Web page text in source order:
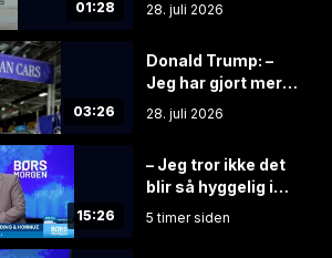
01:28 28. juli 2026
03:26
Donald Trump: –
Jeg har gjort mer
for dere enn
foreldrene deres
28. juli 2026
15:26
– Jeg tror ikke det
blir så hyggelig i
kantinen hvis Elon
5 timer siden